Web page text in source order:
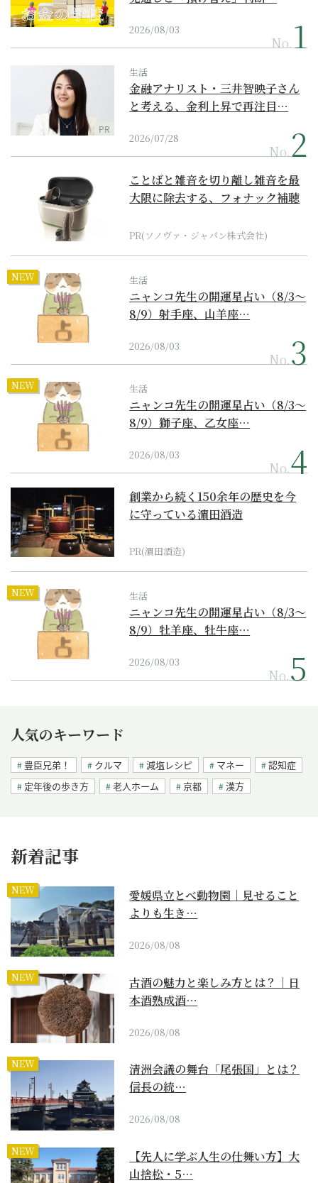
2026/08/03
No.
PR
生活
金融アナリスト・三井智映子さん
と考える、金利上昇で再注目…
2026/07/28
No.
ことばと雑音を切り離し雑音を最
大限に除去する、フォナック補聴
PR(ソノヴァ・ジャパン株式会社)
NEW 生活
ニャンコ先生の開運星占い（8/3～
8/9）射手座、山羊座…
2026/08/03
No.
NEW 生活
ニャンコ先生の開運星占い（8/3～
8/9）獅子座、乙女座…
2026/08/03
No.
創業から続く150余年の歴史を今
に守っている濵田酒造
PR(濵田酒造)
NEW 生活
ニャンコ先生の開運星占い（8/3～
8/9）牡羊座、牡牛座…
2026/08/03
No.
人気のキーワード
豊臣兄弟！ クルマ 減塩レシピ マネー
認知症
定年後の歩き方
老人ホーム 京都 漢方
新着記事
NEW
愛媛県立とべ動物園｜見せること
よりも生き…
2026/08/08
NEW
古酒の魅力と楽しみ方とは？｜日
本酒熟成酒…
2026/08/08
NEW
清洲会議の舞台「尾張国」とは？
信長の統…
2026/08/08
NEW
【先人に学ぶ人生の仕舞い方】大
山捨松・5…